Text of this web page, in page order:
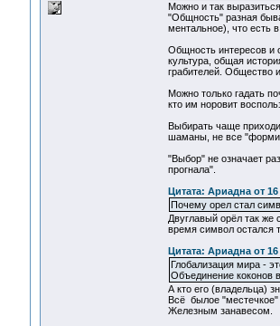
Можно и так
"Общность" разная
ментальное), что есть
Общность интересов и
культура, общая
грабителей. Общество
Можно только гадать
кто им норовит
Выбирать чаще
шаманы, не все
"Выбор" не означает
прогнала".
Цитата: Ариадна от
Почему орел стал
Двуглавый орёл так
время символ остался
Цитата: Ариадна от
Глобализация мира -
Объединение коконов
А кто его (владельца)
Всё былое "местечкое"
Железным занавесом.